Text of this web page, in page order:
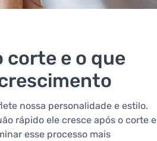
corte e o que
nossa personalidade e estilo.
rápido ele cresce após o corte e
esse processo mais